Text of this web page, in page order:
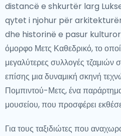
Luksemburgu ofron një
mahnitshme që përzierin
rëndësinë historike.
qytetit të Luksemburgut
luginën e lumit Alzette. Kala e
lart në një kodër, është një
duke ofruar pamje
Rajoni i lumit Moselle, i qetë,
bukura, është i
distancë e shkurtër larg
qytet i njohur për
dhe historinë e pasur
όμορφο Μετς Καθεδρικό, το
μεγαλύτερες συλλογές τζαμιών
επίσης μια δυναμική σκηνή
Πομπιντού-Μετς, ένα
μουσείου, που προσφέρει
Για τους ταξιδιώτες που